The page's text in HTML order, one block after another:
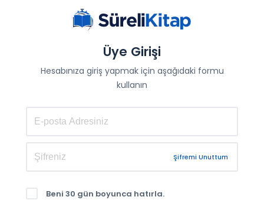
Üye Girişi
Hesabınıza giriş yapmak için aşağıdaki formu
kullanın
Şifremi Unuttum
Beni 30 gün boyunca hatırla.